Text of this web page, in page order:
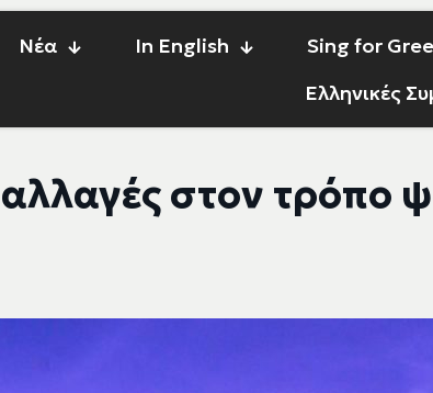
Νέα In English
Sing for
Ελληνικές
στον τρόπο